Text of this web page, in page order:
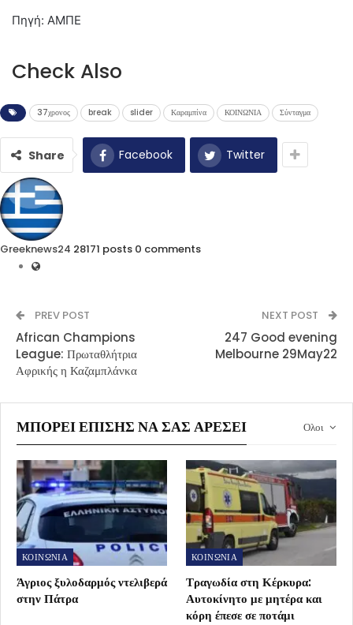
Πηγή: ΑΜΠΕ
Check Also
37χρονος break slider Καραμπίνα ΚΟΙΝΩΝΙΑ Σύνταγμα
Share Facebook Twitter
Greeknews24 28171 posts 0 comments
PREV POST
African Champions
League: Πρωταθλήτρια
Αφρικής η Καζαμπλάνκα
NEXT POST
247 Good evening
Melbourne 29May22
Ολοι
ΜΠΟΡΕΊ ΕΠΊΣΗΣ ΝΑ ΣΑΣ ΑΡΈΣΕΙ
ΚΟΙΝΩΝΙΑ
Άγριος ξυλοδαρμός ντελιβερά
στην Πάτρα
ΚΟΙΝΩΝΙΑ
Τραγωδία στη Κέρκυρα:
Αυτοκίνητο με μητέρα και
κόρη έπεσε σε ποτάμι